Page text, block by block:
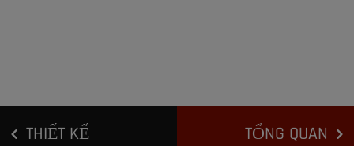
THIẾT KẾ TỔNG QUAN